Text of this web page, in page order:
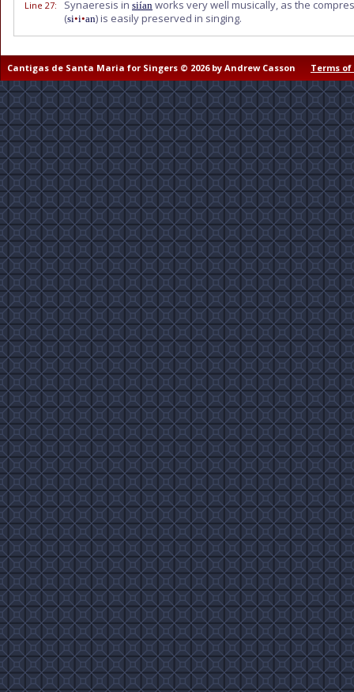
Line 27: Synaeresis in siían works very well musically, as the
(si•i•an) is easily preserved in singing.
Cantigas de Santa Maria for Singers © 2026 by Andrew Casson Terms of